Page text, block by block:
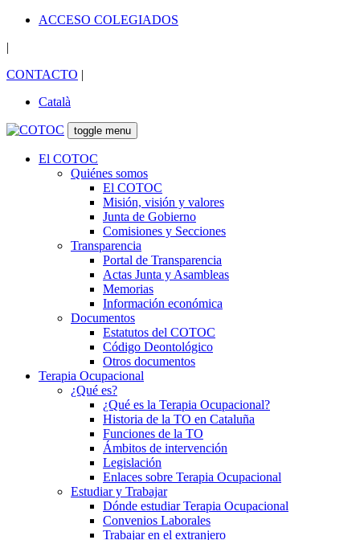
ACCESO COLEGIADOS
|
CONTACTO |
Català
toggle menu
El COTOC
Quiénes somos
El COTOC
Misión, visión y valores
Junta de Gobierno
Comisiones y Secciones
Transparencia
Portal de Transparencia
Actas Junta y Asambleas
Memorias
Información económica
Documentos
Estatutos del COTOC
Código Deontológico
Otros documentos
Terapia Ocupacional
¿Qué es?
¿Qué es la Terapia Ocupacional?
Historia de la TO en Cataluña
Funciones de la TO
Ámbitos de intervención
Legislación
Enlaces sobre Terapia Ocupacional
Estudiar y Trabajar
Dónde estudiar Terapia Ocupacional
Convenios Laborales
Trabajar en el extranjero